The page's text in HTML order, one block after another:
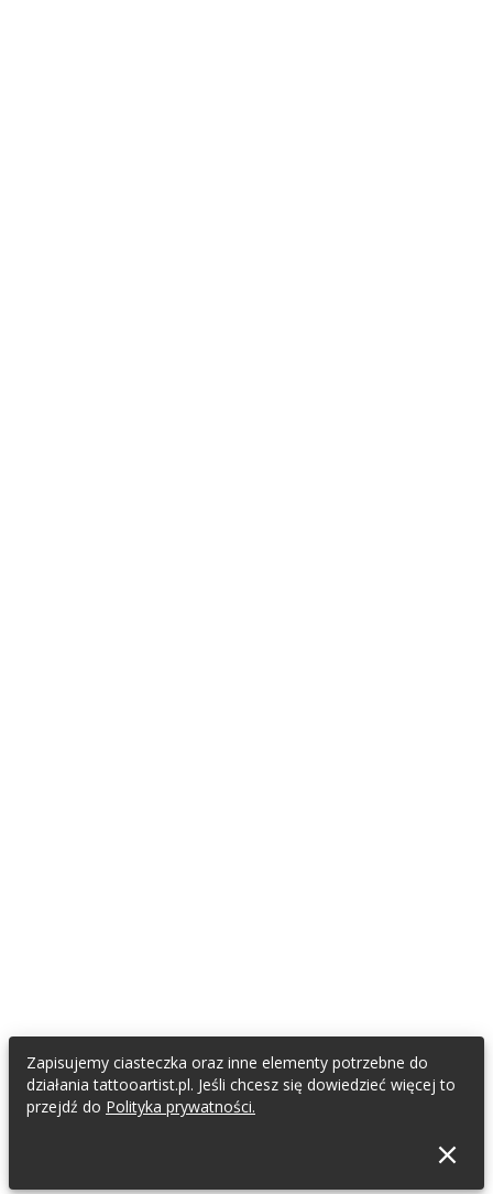
Zapisujemy ciasteczka oraz inne elementy potrzebne do
działania tattooartist.pl. Jeśli chcesz się dowiedzieć więcej to
przejdź do Polityka prywatności.